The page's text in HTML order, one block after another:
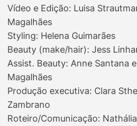
Vídeo e Edição: Luisa
Magalhães
Styling: Helena Guimarães
Beauty (make/hair): Jess
Assist. Beauty: Anne Santana
Magalhães
Produção executiva: Clara
Zambrano
Roteiro/Comunicação: